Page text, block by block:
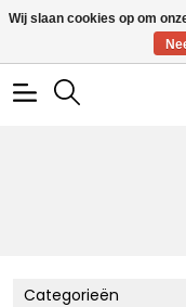
• Wekelijks nieuwe
Categorieën
Wij slaan cookies op om